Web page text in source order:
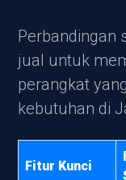
Perbandingan
jual untuk
perangkat
kebutuhan di
Fitur Kunci